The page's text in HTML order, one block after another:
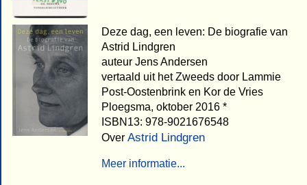
Deze dag, een leven: De biografie van
Astrid Lindgren
auteur Jens Andersen
vertaald uit het Zweeds door Lammie
Post-Oostenbrink en Kor de Vries
Ploegsma, oktober 2016 *
ISBN13: 978-9021676548
Over Astrid Lindgren
Meer informatie...